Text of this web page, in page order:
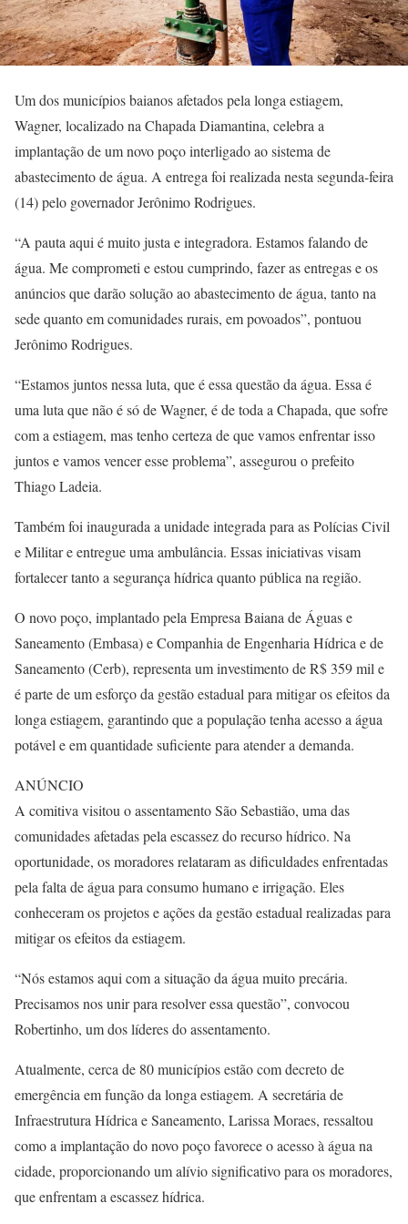
Um dos municípios baianos afetados pela longa estiagem,
Wagner, localizado na Chapada Diamantina, celebra a
implantação de um novo poço interligado ao sistema de
abastecimento de água. A entrega foi realizada nesta segunda-feira
(14) pelo governador Jerônimo Rodrigues.
“A pauta aqui é muito justa e integradora. Estamos falando de
água. Me comprometi e estou cumprindo, fazer as entregas e os
anúncios que darão solução ao abastecimento de água, tanto na
sede quanto em comunidades rurais, em povoados”, pontuou
Jerônimo Rodrigues.
“Estamos juntos nessa luta, que é essa questão da água. Essa é
uma luta que não é só de Wagner, é de toda a Chapada, que sofre
com a estiagem, mas tenho certeza de que vamos enfrentar isso
juntos e vamos vencer esse problema”, assegurou o prefeito
Thiago Ladeia.
Também foi inaugurada a unidade integrada para as Polícias Civil
e Militar e entregue uma ambulância. Essas iniciativas visam
fortalecer tanto a segurança hídrica quanto pública na região.
O novo poço, implantado pela Empresa Baiana de Águas e
Saneamento (Embasa) e Companhia de Engenharia Hídrica e de
Saneamento (Cerb), representa um investimento de R$ 359 mil e
é parte de um esforço da gestão estadual para mitigar os efeitos da
longa estiagem, garantindo que a população tenha acesso a água
potável e em quantidade suficiente para atender a demanda.
ANÚNCIO
A comitiva visitou o assentamento São Sebastião, uma das
comunidades afetadas pela escassez do recurso hídrico. Na
oportunidade, os moradores relataram as dificuldades enfrentadas
pela falta de água para consumo humano e irrigação. Eles
conheceram os projetos e ações da gestão estadual realizadas para
mitigar os efeitos da estiagem.
“Nós estamos aqui com a situação da água muito precária.
Precisamos nos unir para resolver essa questão”, convocou
Robertinho, um dos líderes do assentamento.
Atualmente, cerca de 80 municípios estão com decreto de
emergência em função da longa estiagem. A secretária de
Infraestrutura Hídrica e Saneamento, Larissa Moraes, ressaltou
como a implantação do novo poço favorece o acesso à água na
cidade, proporcionando um alívio significativo para os moradores,
que enfrentam a escassez hídrica.